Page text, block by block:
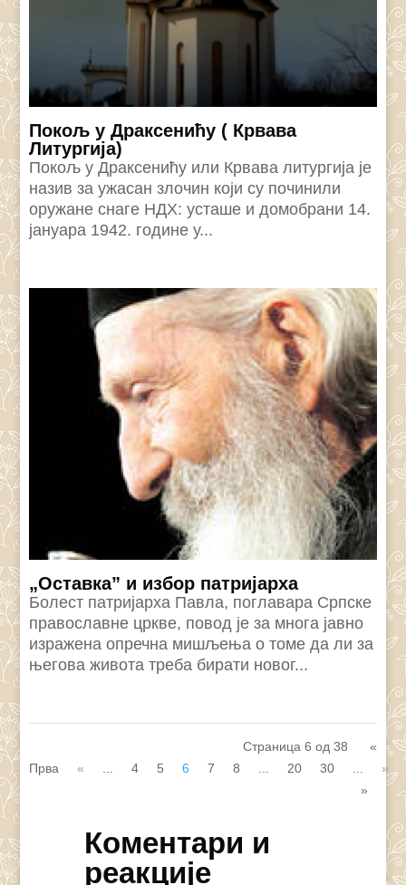
Покољ у Драксенићу ( Крвава
Литургија)
Покољ у Драксенићу или Крвава литургија је
назив за ужасан злочин који су починили
оружане снаге НДХ: усташе и домобрани 14.
јануара 1942. године у...
„Оставка” и избор патријарха
Болест патријарха Павла, поглавара Српске
православне цркве, повод је за многа јавно
изражена опречна мишљења о томе да ли за
његова живота треба бирати новог...
Страница 6 од 38
«
Прва
« 4 5 6 7 8 20 30
»
»
Коментари и
реакције